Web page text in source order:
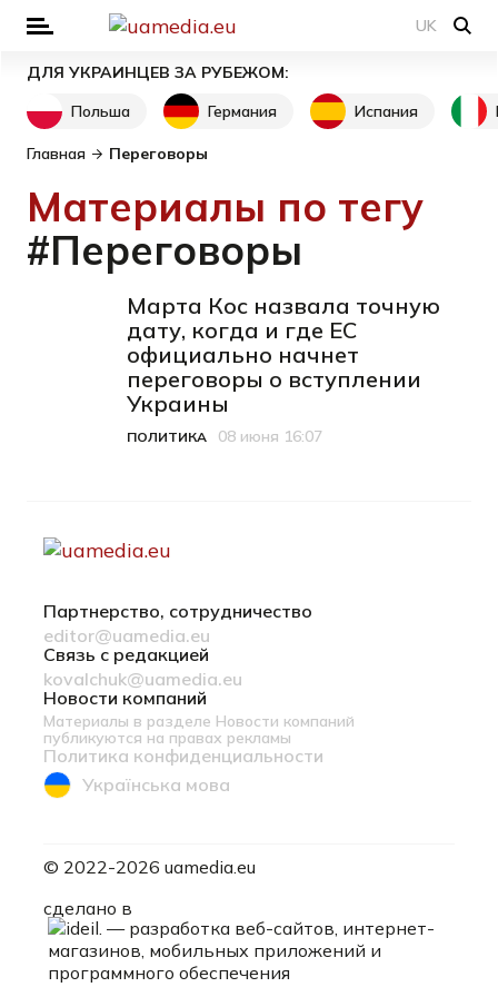
UK
ДЛЯ УКРАИНЦЕВ ЗА РУБЕЖОМ:
Польша
Германия Испания
Главная Переговоры
Материалы по тегу
#Переговоры
Марта Кос назвала точную
дату, когда и где ЕС
официально начнет
переговоры о вступлении
Украины
Категория
ПОЛИТИКА
Дата публикации
08 июня 16:07
Партнерство, сотрудничество
editor@uamedia.eu
Связь с редакцией
kovalchuk@uamedia.eu
Новости компаний
Материалы в разделе Новости компаний
публикуются на правах рекламы
Политика конфиденциальности
Українська мова
© 2022-2026 uamedia.eu
сделано в